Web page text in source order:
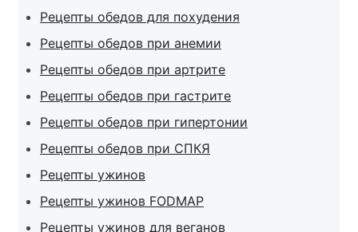
Рецепты обедов для похудения
Рецепты обедов при анемии
Рецепты обедов при артрите
Рецепты обедов при гастрите
Рецепты обедов при гипертонии
Рецепты обедов при СПКЯ
Рецепты ужинов
Рецепты ужинов FODMAP
Рецепты ужинов для веганов